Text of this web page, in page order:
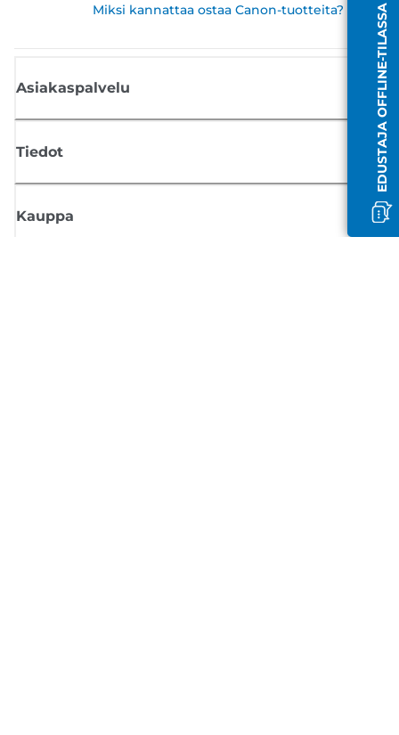
EDUSTAJA OFFLINE-TILASSA
Miksi kannattaa ostaa Canon-tuotteita?
Asiakaspalvelu
Tiedot
Kauppa